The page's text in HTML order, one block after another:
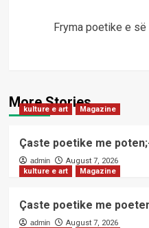
Fryma poetike e
More Stories
kulture e art Magazine
Çaste poetike me
admin
August 7, 2026
kulture e art
Magazine
Çaste poetike me
admin
August 7, 2026